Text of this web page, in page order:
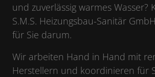
und zuverlässig warmes Wasser?
S.M.S. Heizungsbau-Sanitär
für Sie darum.
Wir arbeiten Hand in Hand mit
Herstellern und koordinieren für